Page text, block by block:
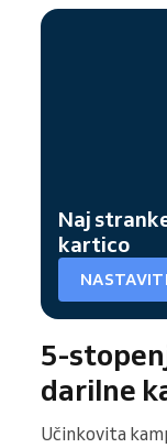
Naj
kartico
5-
darilne
Učinkovita